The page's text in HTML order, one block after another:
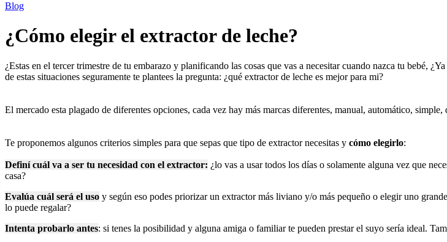
Blog
¿Cómo elegir el extractor de leche?
¿Estas en el tercer trimestre de tu embarazo y planificando las cosas que vas a necesitar cuando nazca tu bebé,
de estas situaciones seguramente te plantees la pregunta: ¿qué extractor de leche es mejor para mi?
El mercado esta plagado de diferentes opciones, cada vez hay más marcas diferentes, manual, automático,
Te proponemos algunos criterios simples para que sepas que tipo de extractor necesitas y cómo elegirlo:
Definí cuál va a ser tu necesidad con el extractor: ¿lo vas a usar todos los días o solamente alguna vez que
casa?
Evalúa cuál será el uso y según eso podes priorizar un extractor más liviano y/o más pequeño o elegir uno
lo puede regalar?
Intenta probarlo antes: si tenes la posibilidad y alguna amiga o familiar te pueden prestar el suyo sería ideal.